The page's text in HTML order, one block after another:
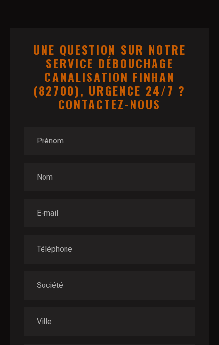
UNE QUESTION SUR NOTRE
SERVICE DÉBOUCHAGE
CANALISATION FINHAN
(82700), URGENCE 24/7 ?
CONTACTEZ-NOUS
Prénom
Nom
E-mail
Téléphone
Société
Ville